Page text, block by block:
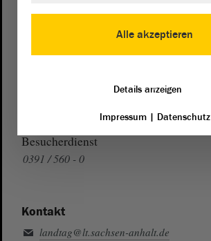
Telefon und Fax
0391 / 560 - 0
Fax:
0391 / 560 - 1123
Presse- und Öffentlichkeitsarbeit
Besucherdienst
0391 / 560 - 0
Kontakt
landtag@lt.sachsen-anhalt.de
Alle akzeptieren
Details anzeigen
Impressum| Datenschutz